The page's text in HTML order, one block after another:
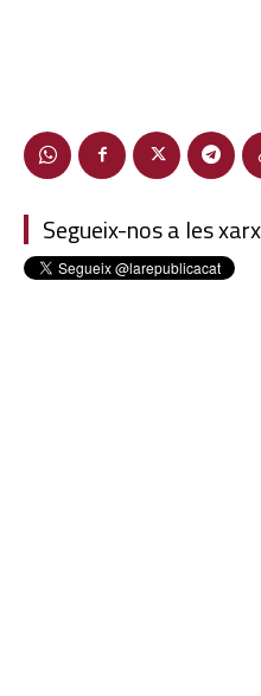
Segueix-nos a les